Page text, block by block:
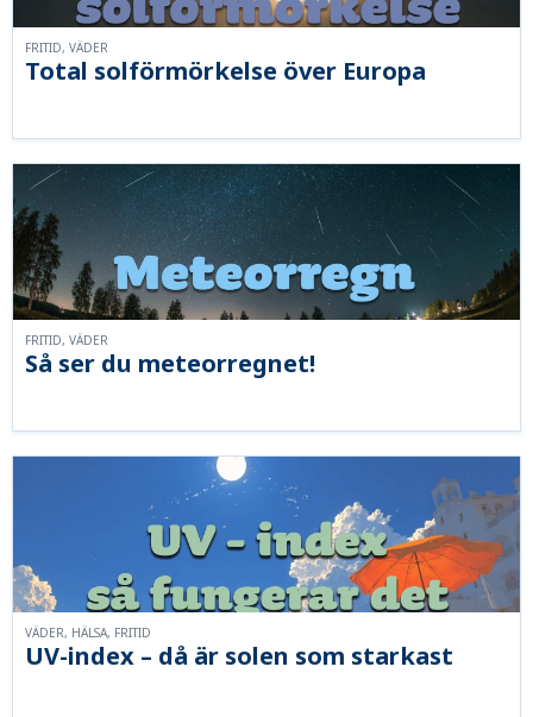
Total solförmörkelse över Europa
FRITID, VÄDER
Så ser du meteorregnet!
FRITID, VÄDER
UV-index – då är solen som starkast
VÄDER, HÄLSA, FRITID